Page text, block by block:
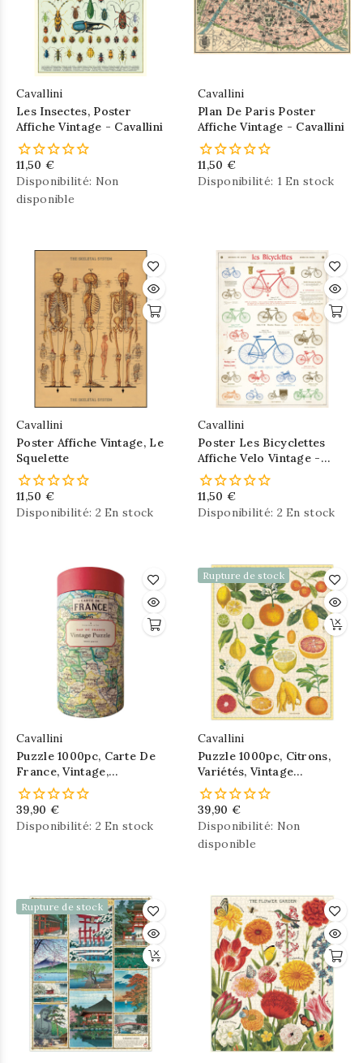
Cavallini
Les Insectes, Poster
Affiche Vintage - Cavallini
11,50 €
Disponibilité: Non
disponible
Cavallini
Plan De Paris Poster
Affiche Vintage - Cavallini
11,50 €
Disponibilité: 1 En stock
Cavallini
Poster Affiche Vintage, Le
Squelette
11,50 €
Disponibilité: 2 En stock
Cavallini
Poster Les Bicyclettes
Affiche Velo Vintage -
Cavallini
11,50 €
Disponibilité: 2 En stock
Cavallini
Puzzle 1000pc, Carte De
France, Vintage,
CAVALLINI
39,90 €
Disponibilité: 2 En stock
Rupture de stock
Cavallini
Puzzle 1000pc, Citrons,
Variétés, Vintage
,CAVALLINI
39,90 €
Disponibilité: Non
disponible
Rupture de stock